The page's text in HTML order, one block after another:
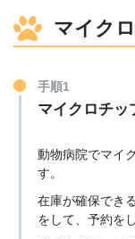
マイク
手順1
マイクロチッ
動物病院でマイ
す。
在庫が確保でき
をして、予約を